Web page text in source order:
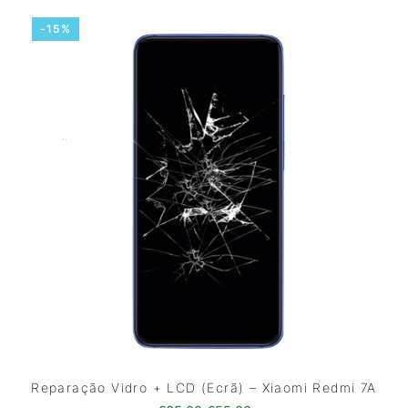
-15%
Reparação Vidro + LCD (Ecrã) – Xiaomi Redmi 7A